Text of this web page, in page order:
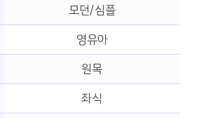
모던/심플
영유아
원목
좌식